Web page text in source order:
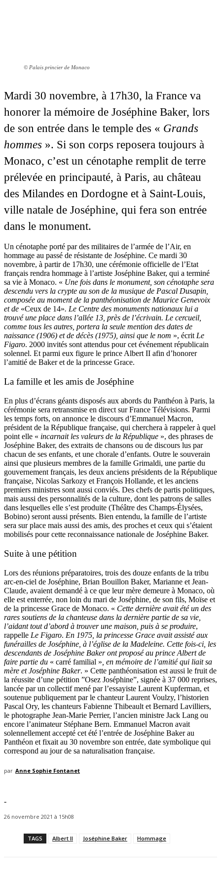
© Palais princier de Monaco
Mardi 30 novembre, à 17h30, la France va
honorer la mémoire de Joséphine Baker, lors
de son entrée dans le temple des « Grands
hommes ». Si son corps reposera toujours à
Monaco, c’est un cénotaphe remplit de terre
prélevée en principauté, à Paris, au château
des Milandes en Dordogne et à Saint-Louis,
ville natale de Joséphine, qui fera son entrée
dans le monument.
Un cénotaphe porté par des militaires de l’armée de l’Air, en
hommage au passé de résistante de Joséphine. Ce mardi 30
novembre, à partir de 17h30, une cérémonie officielle de l’Etat
français rendra hommage à l’artiste Joséphine Baker, qui a terminé
sa vie à Monaco. « Une fois dans le monument, son cénotaphe sera
descendu vers la crypte au son de la musique de Pascal Dusapin,
composée au moment de la panthéonisation de Maurice Genevoix
et de «Ceux de 14». Le Centre des monuments nationaux lui a
trouvé une place dans l’allée 13, près de l’écrivain. Le cercueil,
comme tous les autres, portera la seule mention des dates de
naissance (1906) et de décès (1975), ainsi que le nom », écrit Le
Figaro. 2000 invités sont attendus pour cet événement républicain
solennel. Et parmi eux figure le prince Albert II afin d’honorer
l’amitié de Baker et de la princesse Grace.
La famille et les amis de Joséphine
En plus d’écrans géants disposés aux abords du Panthéon à Paris, la
cérémonie sera retransmise en direct sur France Télévisions. Parmi
les temps forts, on annonce le discours d’Emmanuel Macron,
président de la République française, qui cherchera à rappeler à quel
point elle « incarnait les valeurs de la République », des phrases de
Joséphine Baker, des extraits de chansons ou de discours lus par
chacun de ses enfants, et une chorale d’enfants. Outre le souverain
ainsi que plusieurs membres de la famille Grimaldi, une partie du
gouvernement français, les deux anciens présidents de la République
française, Nicolas Sarkozy et François Hollande, et les anciens
premiers ministres sont aussi conviés. Des chefs de partis politiques,
mais aussi des personnalités de la culture, dont les patrons de salles
dans lesquelles elle s’est produite (Théâtre des Champs-Élysées,
Bobino) seront aussi présents. Bien entendu, la famille de l’artiste
sera sur place mais aussi des amis, des proches et ceux qui s’étaient
mobilisés pour cette reconnaissance nationale de Joséphine Baker.
Suite à une pétition
Lors des réunions préparatoires, trois des douze enfants de la tribu
arc-en-ciel de Joséphine, Brian Bouillon Baker, Marianne et Jean-
Claude, avaient demandé à ce que leur mère demeure à Monaco, où
elle est enterrée, non loin du mari de Joséphine, de son fils, Moïse et
de la princesse Grace de Monaco. « Cette dernière avait été un des
rares soutiens de la chanteuse dans la dernière partie de sa vie,
l’aidant tout d’abord à trouver une maison, puis à se produire,
rappelle Le Figaro. En 1975, la princesse Grace avait assisté aux
funérailles de Joséphine, à l’église de la Madeleine. Cette fois-ci, les
descendants de Joséphine Baker ont proposé au prince Albert de
faire partie du « carré familial » , en mémoire de l’amitié qui liait sa
mère et Joséphine Baker. » Cette panthéonisation est aussi le fruit de
la réussite d’une pétition ”Osez Joséphine”, signée à 37 000 reprises,
lancée par un collectif mené par l’essayiste Laurent Kupferman, et
soutenue publiquement par le chanteur Laurent Voulzy, l’historien
Pascal Ory, les chanteurs Fabienne Thibeault et Bernard Lavilliers,
le photographe Jean-Marie Perrier, l’ancien ministre Jack Lang ou
encore l’animateur Stéphane Bern. Emmanuel Macron avait
solennellement accepté cet été l’entrée de Joséphine Baker au
Panthéon et fixait au 30 novembre son entrée, date symbolique qui
correspond au jour de sa naturalisation française.
par Anne Sophie Fontanet
-
26 novembre 2021 à 15h08
TAGS Albert II Joséphine Baker Hommage